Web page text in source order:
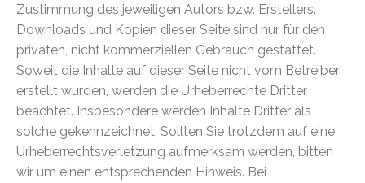
Zustimmung des jeweiligen Autors bzw. Erstellers.
Downloads und Kopien dieser Seite sind nur für den
privaten, nicht kommerziellen Gebrauch gestattet.
Soweit die Inhalte auf dieser Seite nicht vom Betreiber
erstellt wurden, werden die Urheberrechte Dritter
beachtet. Insbesondere werden Inhalte Dritter als
solche gekennzeichnet. Sollten Sie trotzdem auf eine
Urheberrechtsverletzung aufmerksam werden, bitten
wir um einen entsprechenden Hinweis. Bei